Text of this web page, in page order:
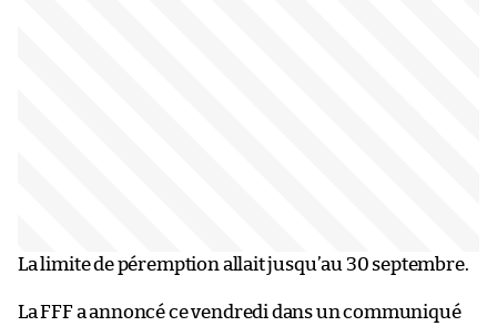
La limite de péremption allait jusqu’au 30 septembre.
La FFF a annoncé ce vendredi dans un communiqué